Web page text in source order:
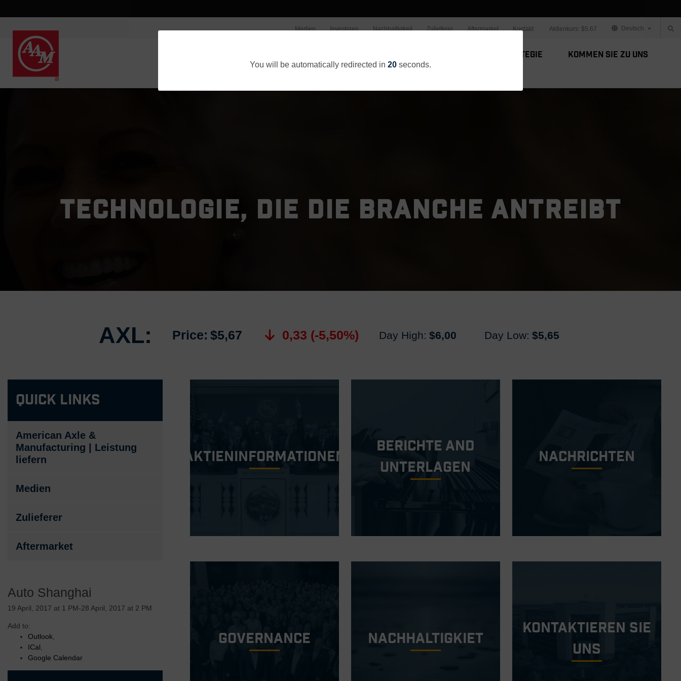
You will be automatically redirected in 20 seconds.
Medien Investoren Nachhaltigkeit Zulieferer Aftermarket Kontakt Aktienkurs: $5.67 Deutsch
Unsere Strategie Kommen Sie zu uns
TECHNOLOGIE, DIE DIE BRANCHE ANTREIBT
AXL: Price: $5,67 0,33 (-5,50%) Day High: $6,00 Day Low: $5,65
Quick Links
American Axle &
Manufacturing | Leistung
liefern
Medien
Zulieferer
Aftermarket
Auto Shanghai
19 April, 2017 at 1 PM-28 April, 2017 at 2 PM
Add to:
Outlook
ICal
Google Calendar
Aktieninformationen
Berichte and
Unterlagen
Nachrichten
Governance Nachhaltigkiet
Kontaktieren Sie
Uns